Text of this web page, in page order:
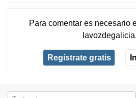
Para comentar es necesario
Regístrate gratis